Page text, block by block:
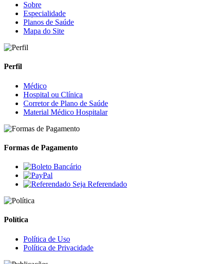
Sobre
Especialidade
Planos de Saúde
Mapa do Site
Perfil
Médico
Hospital ou Clínica
Corretor de Plano de Saúde
Material Médico Hospitalar
Formas de Pagamento
Seja Referendado
Política
Política de Uso
Política de Privacidade